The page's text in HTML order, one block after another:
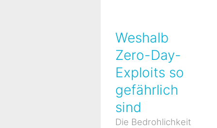
Weshalb
Zero-Day-
Exploits so
gefährlich
sind
Die Bedrohlichkeit